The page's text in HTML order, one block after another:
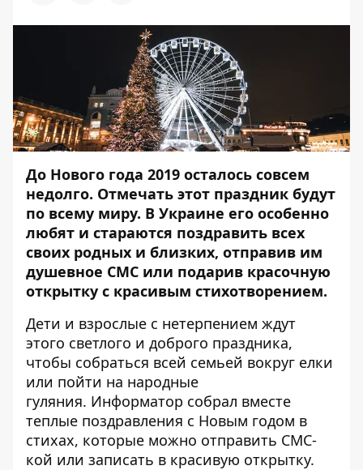
До Нового года 2019 осталось совсем
недолго. Отмечать этот праздник будут
по всему миру. В Украине его особенно
любят и стараются поздравить всех
своих родных и близких, отправив им
душевное СМС или подарив красочную
открытку с красивым стихотворением.
Дети и взрослые с нетерпением ждут
этого светлого и доброго праздника,
чтобы собраться всей семьей вокруг елки
или пойти на народные
гуляния. Информатор собрал вместе
теплые поздравления с Новым годом в
стихах, которые можно отправить СМС-
кой или записать в красивую открытку.